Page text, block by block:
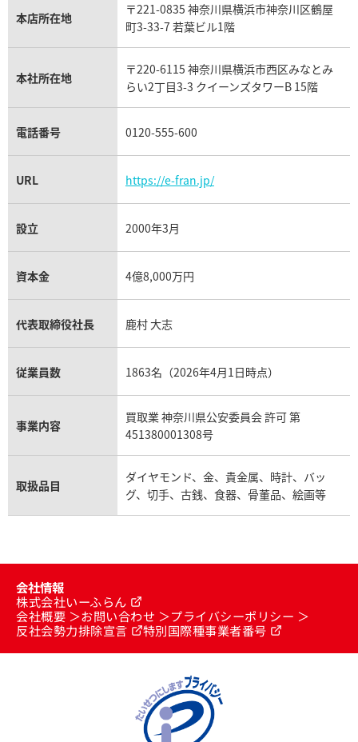
カルティエ買取
フランク ミュラー買取
リシャール・ミル買取
パネライ買取
チューダー（チュードル）買取
本店所在地
〒221-0835 神奈川県横浜市神奈川区鶴屋
町3-33-7 若葉ビル1階
本社所在地
〒220-6115 神奈川県横浜市西区みなとみ
らい2丁目3-3 クイーンズタワーB 15階
電話番号 0120-555-600
URL https://e-fran.jp/
設立 2000年3月
資本金 4億8,000万円
代表取締役社長 鹿村 大志
従業員数 1863名（2026年4月1日時点）
事業内容
買取業 神奈川県公安委員会 許可 第
451380001308号
取扱品目
ダイヤモンド、金、貴金属、時計、バッ
グ、切手、古銭、食器、骨董品、絵画等
会社情報
株式会社いーふらん
会社概要
お問い合わせ
プライバシーポリシー
反社会勢力排除宣言
特別国際種事業者番号